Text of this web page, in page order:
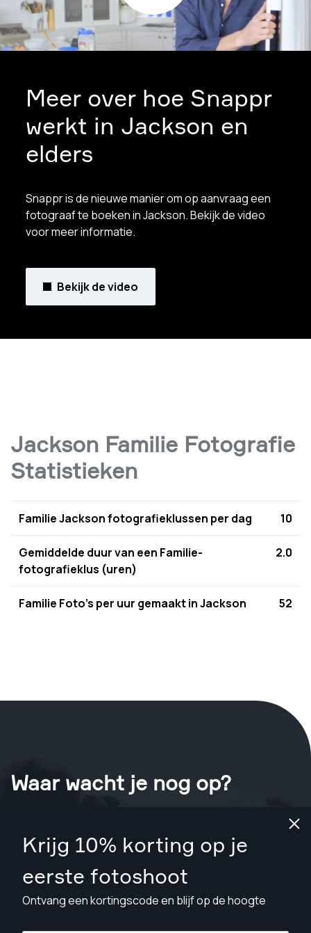
Krijg 10% korting op je
eerste fotoshoot
Ontvang een kortingscode en blijf op de hoogte
Meer over hoe Snappr
werkt in Jackson en
elders
Snappr is de nieuwe manier om op aanvraag een
fotograaf te boeken in Jackson. Bekijk de video
voor meer informatie.
Bekijk de video
Jackson Familie Fotografie
Statistieken
Familie Jackson fotografieklussen per dag 10
Gemiddelde duur van een Familie-
fotografieklus (uren)
2.0
Familie Foto's per uur gemaakt in Jackson 52
Waar wacht je nog op?